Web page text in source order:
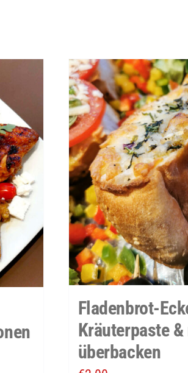
Fladenbrot-
Kräuterpaste
überbacken